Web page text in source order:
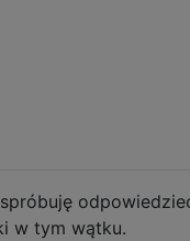
w tym wątku.